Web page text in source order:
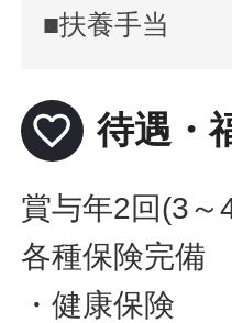
■扶養手当
favorite_border 待遇・
賞与年2回(3～
各種保険完備
・健康保険